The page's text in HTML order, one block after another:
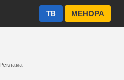
МЕНОРА
ТВ
Реклама